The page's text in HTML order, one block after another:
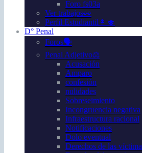
Foro fs03a
Ver trabajos👀
Perfil Estudiantil👩‍🎓
D° Penal
Foros🗣️
Penal Adjetivo⚖️
Acusación
Amparo
confesión
nulidades
Sobreseimiento
Incongruencia negativa
Infraestructura racional
Notificaciones
Dolo eventual
Derechos de las víctima